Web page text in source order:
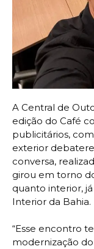
A Central de
edição do Café
publicitários,
exterior
conversa,
girou em torno
quanto interior,
Interior da Bahia.
“Esse encontro
modernização